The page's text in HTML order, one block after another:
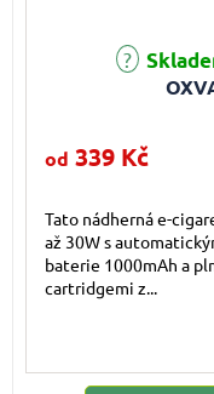
Průměrné hodnocení
od 339 Kč
Tato nádherná e-
až 30W s
baterie 1000mAh a
cartridgemi z...